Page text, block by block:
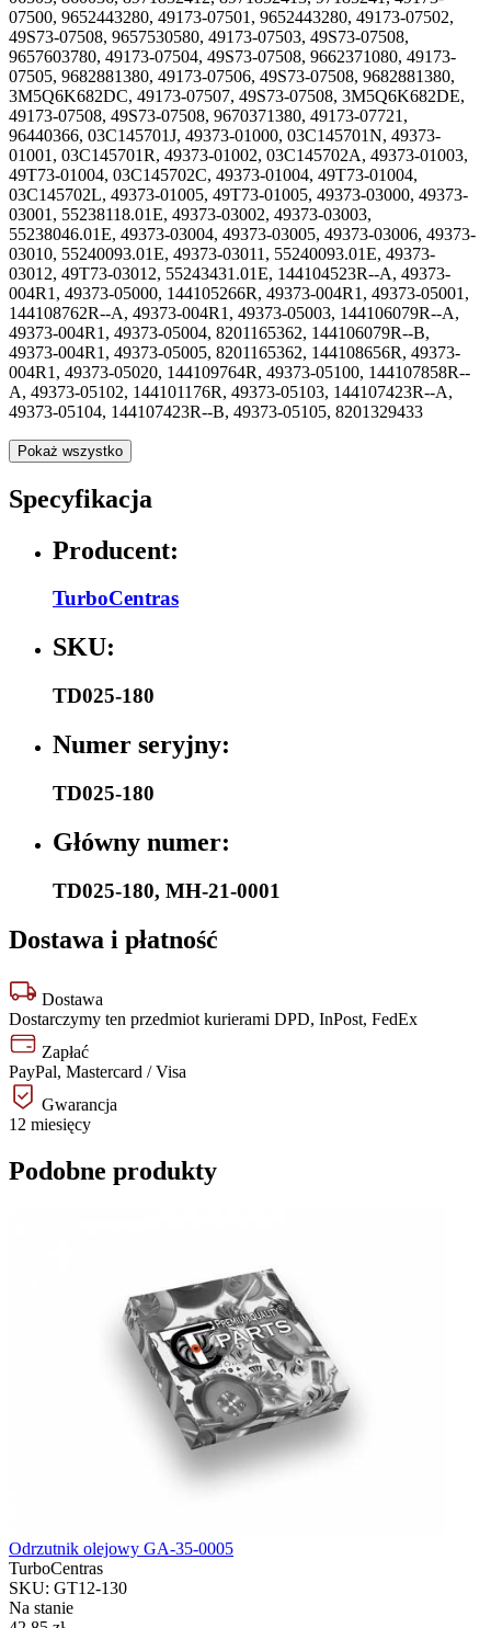
07500, 9652443280, 49173-07501, 9652443280, 49173-07502,
49S73-07508, 9657530580, 49173-07503, 49S73-07508,
9657603780, 49173-07504, 49S73-07508, 9662371080, 49173-
07505, 9682881380, 49173-07506, 49S73-07508, 9682881380,
3M5Q6K682DC, 49173-07507, 49S73-07508, 3M5Q6K682DE,
49173-07508, 49S73-07508, 9670371380, 49173-07721,
96440366, 03C145701J, 49373-01000, 03C145701N, 49373-
01001, 03C145701R, 49373-01002, 03C145702A, 49373-01003,
49T73-01004, 03C145702C, 49373-01004, 49T73-01004,
03C145702L, 49373-01005, 49T73-01005, 49373-03000, 49373-
03001, 55238118.01E, 49373-03002, 49373-03003,
55238046.01E, 49373-03004, 49373-03005, 49373-03006, 49373-
03010, 55240093.01E, 49373-03011, 55240093.01E, 49373-
03012, 49T73-03012, 55243431.01E, 144104523R--A, 49373-
004R1, 49373-05000, 144105266R, 49373-004R1, 49373-05001,
144108762R--A, 49373-004R1, 49373-05003, 144106079R--A,
49373-004R1, 49373-05004, 8201165362, 144106079R--B,
49373-004R1, 49373-05005, 8201165362, 144108656R, 49373-
004R1, 49373-05020, 144109764R, 49373-05100, 144107858R--
A, 49373-05102, 144101176R, 49373-05103, 144107423R--A,
49373-05104, 144107423R--B, 49373-05105, 8201329433
Pokaż wszystko
Specyfikacja
Producent:
TurboCentras
SKU:
TD025-180
Numer seryjny:
TD025-180
Główny numer:
TD025-180, MH-21-0001
Dostawa i płatność
Dostawa
Dostarczymy ten przedmiot kurierami DPD, InPost, FedEx
Zapłać
PayPal, Mastercard / Visa
Gwarancja
12 miesięcy
Podobne produkty
Odrzutnik olejowy GA-35-0005
TurboCentras
SKU: GT12-130
Na stanie